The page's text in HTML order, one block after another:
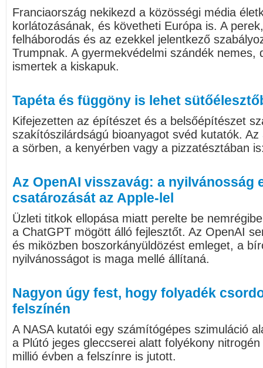
Franciaország nekikezd a közösségi média
korlátozásának, és követheti Európa is. A
felháborodás és az ezekkel jelentkező
Trumpnak. A gyermekvédelmi szándék nemes,
ismertek a kiskapuk.
Tapéta és függöny is lehet
Kifejezetten az építészet és a belsőépítészet
szakítószilárdságú bioanyagot svéd kutatók.
a sörben, a kenyérben vagy a pizzatésztában
Az OpenAI visszavág: a nyilvánosság
csatározását az Apple-lel
Üzleti titkok ellopása miatt perelte be
a ChatGPT mögött álló fejlesztőt. Az OpenAI
és miközben boszorkányüldözést emleget, a
nyilvánosságot is maga mellé állítaná.
Nagyon úgy fest, hogy folyadék
felszínén
A NASA kutatói egy számítógépes szimuláció
a Plútó jeges gleccserei alatt folyékony
millió évben a felszínre is jutott.